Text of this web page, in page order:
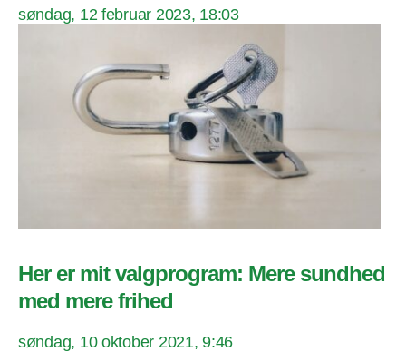
søndag, 12 februar 2023, 18:03
Her er mit valgprogram: Mere sundhed
med mere frihed
søndag, 10 oktober 2021, 9:46